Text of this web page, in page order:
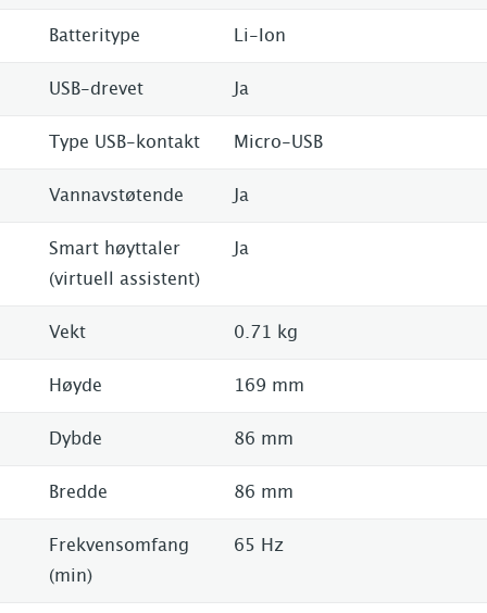
Batteritype Li-Ion
USB-drevet Ja
Type USB-kontakt Micro-USB
Vannavstøtende Ja
Smart høyttaler
(virtuell assistent)
Ja
Vekt 0.71 kg
Høyde 169 mm
Dybde 86 mm
Bredde 86 mm
Frekvensomfang
(min)
65 Hz